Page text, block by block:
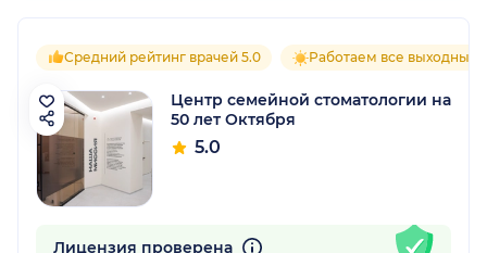
Средний рейтинг врачей 5.0 Работаем все выходные
Центр семейной стоматологии на
50 лет Октября
5.0
Лицензия проверена